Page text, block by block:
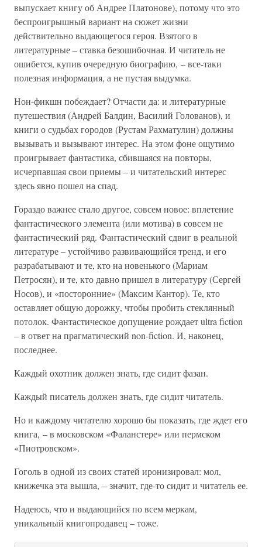
выпускает книгу об Андрее Платонове), потому что это
беспроигрышный вариант на сюжет жизни
действительно выдающегося героя. Взятого в
литературные – ставка безошибочная. И читатель не
ошибется, купив очередную биографию, – все-таки
полезная информация, а не пустая выдумка.
Нон-фикшн побеждает? Отчасти да: и литературные
путешествия (Андрей Балдин, Василий Голованов), и
книги о судьбах городов (Рустам Рахматулин) должны
вызывать и вызывают интерес. На этом фоне ощутимо
проигрывает фантастика, сбившаяся на повторы,
исчерпавшая свои приемы – и читательский интерес
здесь явно пошел на спад.
Гораздо важнее стало другое, совсем новое: вплетение
фантастического элемента (или мотива) в совсем не
фантастический ряд. Фантастический сдвиг в реальной
литературе – устойчиво развивающийся тренд, и его
разрабатывают и те, кто на новенького (Мариам
Петросян), и те, кто давно пришел в литературу (Сергей
Носов), и «посторонние» (Максим Кантор). Те, кто
оставляет общую дорожку, чтобы пробить стеклянный
потолок. Фантастическое допущение рождает ultra fiction
– в ответ на прагматический non-fiction. И, наконец,
последнее.
Каждый охотник должен знать, где сидит фазан.
Каждый писатель должен знать, где сидит читатель.
Но и каждому читателю хорошо бы показать, где ждет его
книга, – в московском «Фаланстере» или пермском
«Пиотровском».
Гоголь в одной из своих статей иронизировал: мол,
книжечка эта вышла, – значит, где-то сидит и читатель ее.
Надеюсь, что и выдающийся по всем меркам,
уникальный книгопродавец – тоже.